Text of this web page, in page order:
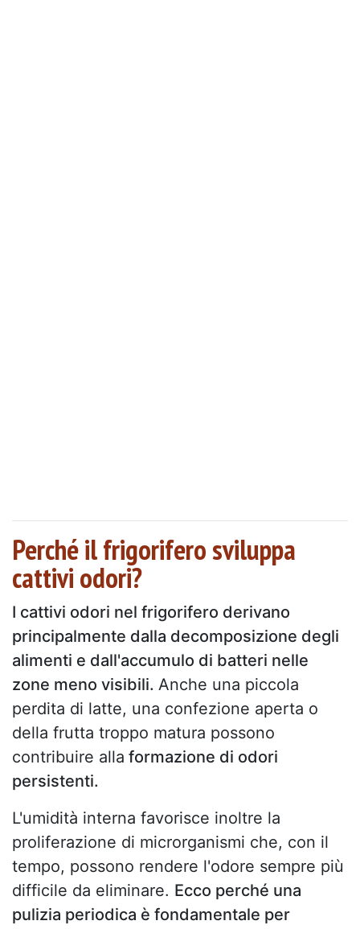
Perché il frigorifero sviluppa
cattivi odori?
I cattivi odori nel frigorifero derivano
principalmente dalla decomposizione degli
alimenti e dall'accumulo di batteri nelle
zone meno visibili. Anche una piccola
perdita di latte, una confezione aperta o
della frutta troppo matura possono
contribuire alla formazione di odori
persistenti.
L'umidità interna favorisce inoltre la
proliferazione di microrganismi che, con il
tempo, possono rendere l'odore sempre più
difficile da eliminare. Ecco perché una
pulizia periodica è fondamentale per